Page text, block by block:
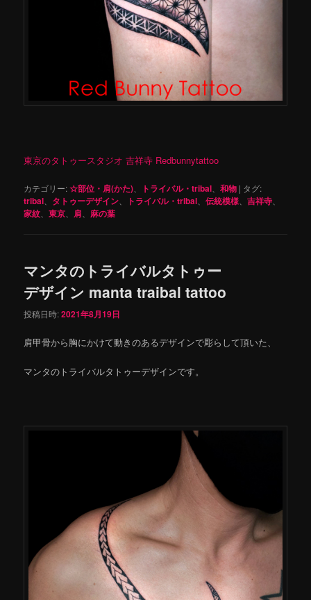
東京のタトゥースタジオ 吉祥寺 Redbunnytattoo
カテゴリー:☆部位・肩(かた) トライバル・tribal 、和物 | タグ:
tribal タトゥーデザイン トライバル・tribal 、伝統模様 、吉祥寺
家紋 、東京 肩 麻の葉
マンタのトライバルタトゥー
デザイン manta traibal tattoo
投稿日時:2021年8月19日
肩甲骨から胸にかけて動きのあるデザインで彫らして頂いた、
マンタのトライバルタトゥーデザインです。